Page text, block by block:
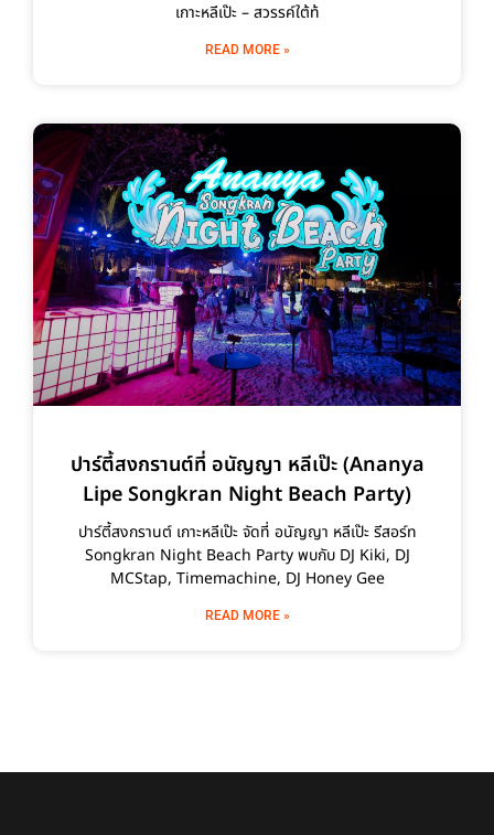
เกาะหลีเป๊ะ – สวรรค์ใต้ท้
READ MORE »
ปาร์ตี้สงกรานต์ที่ อนัญญา หลีเป๊ะ (Ananya
Lipe Songkran Night Beach Party)
ปาร์ตี้สงกรานต์ เกาะหลีเป๊ะ จัดที่ อนัญญา หลีเป๊ะ รีสอร์ท
Songkran Night Beach Party พบกับ DJ Kiki, DJ
MCStap, Timemachine, DJ Honey Gee
READ MORE »